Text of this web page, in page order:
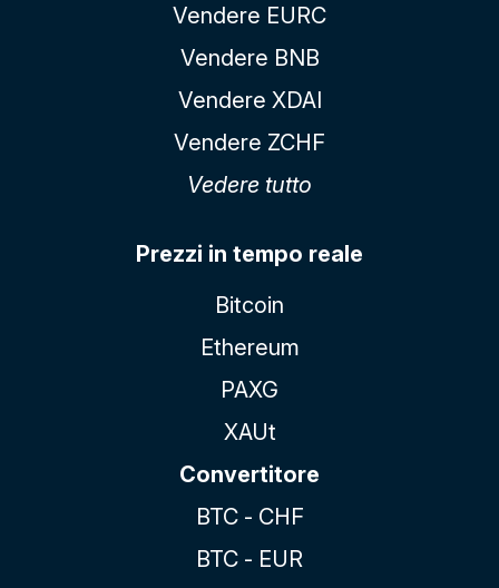
Vendere EURC
Vendere BNB
Vendere XDAI
Vendere ZCHF
Vedere tutto
Prezzi in tempo reale
Bitcoin
Ethereum
PAXG
XAUt
Convertitore
BTC - CHF
BTC - EUR